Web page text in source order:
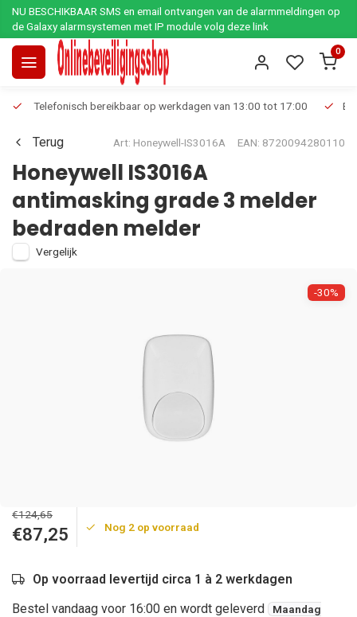
NU BESCHIKBAAR SMS en email ontvangen van de alarmmeldingen op
de Galaxy alarmsystemen met IP module volg deze link
0
Telefonisch bereikbaar op werkdagen van 13:00 tot 17:00
Terug Art: Honeywell-IS3016A EAN: 8720094280110
Honeywell IS3016A
antimasking grade 3 melder
bedraden melder
Vergelijk
-30%
€124,65
€87,25 Nog 2 op voorraad
Op voorraad levertijd circa 1 à 2 werkdagen
Bestel vandaag voor 16:00 en wordt geleverd
Maandag